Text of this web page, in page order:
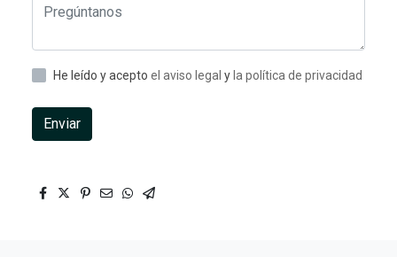
He leído y acepto el aviso legal y la política de privacidad
Enviar